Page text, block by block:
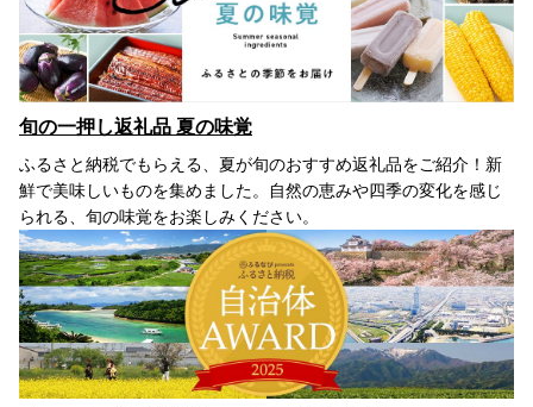
旬の一押し返礼品 夏の味覚
ふるさと納税でもらえる、夏が旬のおすすめ返礼品をご紹介！新
鮮で美味しいものを集めました。自然の恵みや四季の変化を感じ
られる、旬の味覚をお楽しみください。